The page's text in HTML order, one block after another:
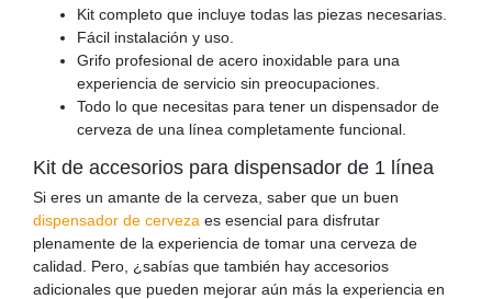
Kit completo que incluye todas las piezas necesarias.
Fácil instalación y uso.
Grifo profesional de acero inoxidable para una
experiencia de servicio sin preocupaciones.
Todo lo que necesitas para tener un dispensador de
cerveza de una línea completamente funcional.
Kit de accesorios para dispensador de 1 línea
Si eres un amante de la cerveza, saber que un buen
dispensador de cerveza es esencial para disfrutar
plenamente de la experiencia de tomar una cerveza de
calidad. Pero, ¿sabías que también hay accesorios
adicionales que pueden mejorar aún más la experiencia en